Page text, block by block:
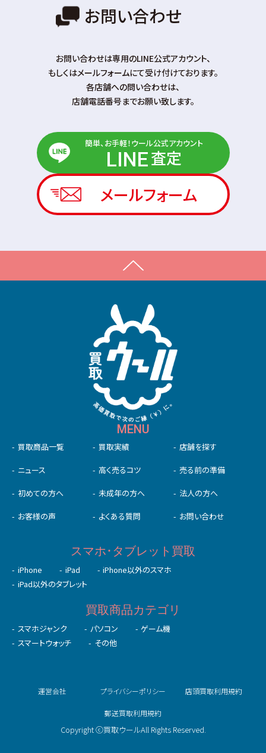
お問い合わせ
お問い合わせは専⽤のLINE公式アカウント、
もしくはメールフォームにて受け付けております。
各店舗への問い合わせは、
店舗電話番号までお願い致します。
簡単、お手軽！ウール公式アカウント
LINE査定
メールフォーム
MENU
買取商品一覧 買取実績 店舗を探す
ニュース 高く売るコツ 売る前の準備
初めての⽅へ 未成年の⽅へ 法人の方へ
お客様の声 よくある質問 お問い合わせ
スマホ･タブレット買取
iPhone iPad
iPhone以外のスマホ
iPad以外のタブレット
買取商品カテゴリ
スマホジャンク パソコン
ゲーム機
スマートウォッチ
その他
Copyright ⓒ買取ウールAll Rights Reserved.
運営会社 プライバシーポリシー 店頭買取利用規約
郵送買取利用規約